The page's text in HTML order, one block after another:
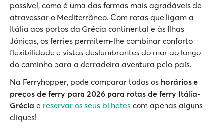
possível, como é uma das formas mais agradáveis de
atravessar o Mediterrâneo. Com rotas que ligam a
Itália aos portos da Grécia continental e às Ilhas
Jónicas, os ferries permitem-lhe combinar conforto,
flexibilidade e vistas deslumbrantes do mar ao longo
do caminho para a derradeira aventura pelo país.
Na Ferryhopper, pode comparar todos os horários e
preços de ferry para 2026 para rotas de ferry Itália-
Grécia e reservar os seus bilhetes com apenas alguns
cliques!